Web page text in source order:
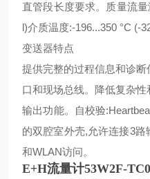
直管段长度要求。质量流
l)介质温度:-196...350 °C (-
变送器特点
提供完整的过程信息和诊
口和现场总线。降低复杂
输出功能。自校验
的双腔室外壳,允许连接3
和WLAN访问。
E+H流量计53W2F-